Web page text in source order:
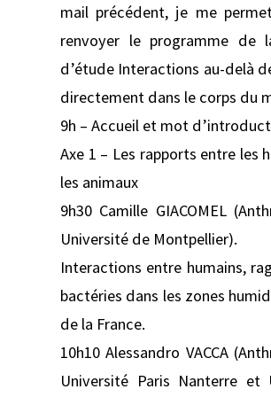
mail précédent, je me
renvoyer le programme de
d’étude Interactions au-delà
directement dans le corps du
9h – Accueil et mot
Axe 1 – Les rapports entre les
les animaux
9h30 Camille GIACOMEL
Université de Montpellier).
Interactions entre humains,
bactéries dans les zones
de la France.
10h10 Alessandro VACCA
Université Paris Nanterre et